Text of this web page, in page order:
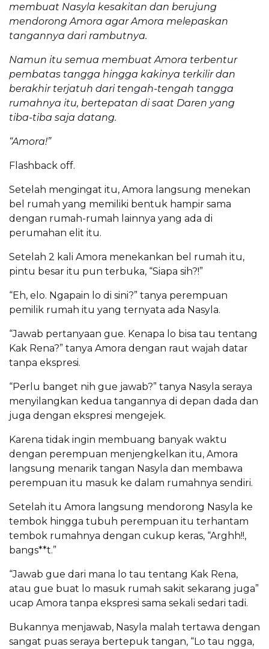
membuat Nasyla kesakitan dan berujung
mendorong Amora agar Amora melepaskan
tangannya dari rambutnya.
Namun itu semua membuat Amora terbentur
pembatas tangga hingga kakinya terkilir dan
berakhir terjatuh dari tengah-tengah tangga
rumahnya itu, bertepatan di saat Daren yang
tiba-tiba saja datang.
“Amora!”
Flashback off.
Setelah mengingat itu, Amora langsung menekan
bel rumah yang memiliki bentuk hampir sama
dengan rumah-rumah lainnya yang ada di
perumahan elit itu.
Setelah 2 kali Amora menekankan bel rumah itu,
pintu besar itu pun terbuka, “Siapa sih?!”
“Eh, elo. Ngapain lo di sini?” tanya perempuan
pemilik rumah itu yang ternyata ada Nasyla.
“Jawab pertanyaan gue. Kenapa lo bisa tau tentang
Kak Rena?” tanya Amora dengan raut wajah datar
tanpa ekspresi.
“Perlu banget nih gue jawab?” tanya Nasyla seraya
menyilangkan kedua tangannya di depan dada dan
juga dengan ekspresi mengejek.
Karena tidak ingin membuang banyak waktu
dengan perempuan menjengkelkan itu, Amora
langsung menarik tangan Nasyla dan membawa
perempuan itu masuk ke dalam rumahnya sendiri.
Setelah itu Amora langsung mendorong Nasyla ke
tembok hingga tubuh perempuan itu terhantam
tembok rumahnya dengan cukup keras, “Arghh!!,
bangs**t.”
“Jawab gue dari mana lo tau tentang Kak Rena,
atau gue buat lo masuk rumah sakit sekarang juga”
ucap Amora tanpa ekspresi sama sekali sedari tadi.
Bukannya menjawab, Nasyla malah tertawa dengan
sangat puas seraya bertepuk tangan, “Lo tau ngga,